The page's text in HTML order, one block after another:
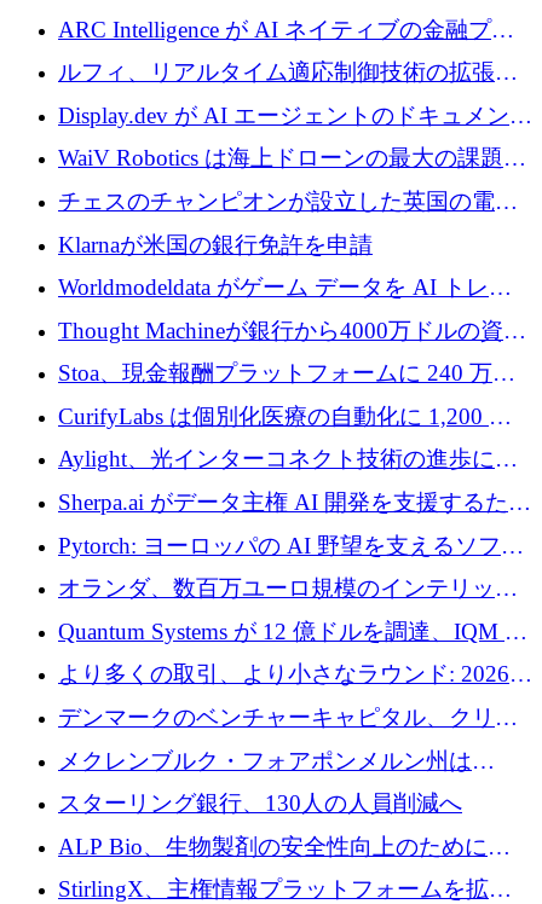
めに5,500万ドルを確保
ARC Intelligence が AI ネイティブの金融プラ
ットフォームを拡大するために 400 万ユーロ
ルフィ、リアルタイム適応制御技術の拡張に
810万ポンドを確保
Display.dev が AI エージェントのドキュメント
コラボレーションを強化するために 47 万ユー
WaiV Robotics は海上ドローンの最大の課題の
1 つをどのように解決しているか
チェスのチャンピオンが設立した英国の電池
材料スタートアップ TaiSan が 465 万ポンドを
Klarnaが米国の銀行免許を申請
Worldmodeldata がゲーム データを AI トレー
ニングに変えるために 700 万ポンドを獲得
Thought Machineが銀行から4000万ドルの資金
調達、年間収益1億ドルを突破
Stoa、現金報酬プラットフォームに 240 万ド
ルを確保
CurifyLabs は個別化医療の自動化に 1,200 万
ユーロを寄付
Aylight、光インターコネクト技術の進歩に向
けて450万ユーロのプレシードラウンドを終了
Sherpa.ai がデータ主権 AI 開発を支援するため
に 1,800 万ドルを調達
Pytorch: ヨーロッパの AI 野望を支えるソフト
ウェア層
オランダ、数百万ユーロ規模のインテリック
との提携で軍用ドローンにソフトウェアファ
ースト戦略を採用
Quantum Systems が 12 億ドルを調達、IQM が
米国の主要取引所で初の欧州量子企業とな
る、6 月に欧州のスタートアップ資金調達
より多くの取引、より小さなラウンド: 2026
年 6 月に欧州のスタートアップ資金調達
デンマークのベンチャーキャピタル、クリメ
ンタム・キャピタルが気候変動対策ハードウ
ェア投資として初回クローズで6,000万ユーロ
を確保
メクレンブルク・フォアポンメルン州は
Nextcloud を州全体に展開し、オープンソース
戦略を拡大
スターリング銀行、130人の人員削減へ
ALP Bio、生物製剤の安全性向上のために
Venture Kick から 16 万 1,000 ユーロを調達
StirlingX、主権情報プラットフォームを拡張